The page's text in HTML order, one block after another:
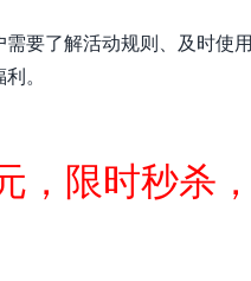
要了解活动规则、及时使
。
，限时秒杀